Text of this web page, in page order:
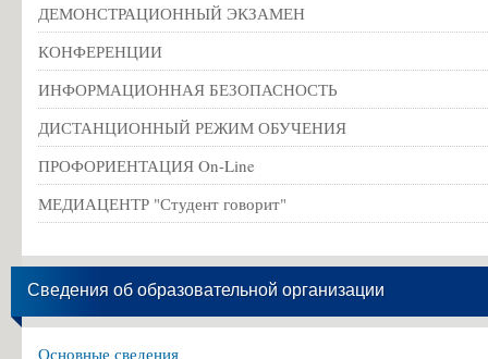
ДЕМОНСТРАЦИОННЫЙ ЭКЗАМЕН
КОНФЕРЕНЦИИ
ИНФОРМАЦИОННАЯ БЕЗОПАСНОСТЬ
ДИСТАНЦИОННЫЙ РЕЖИМ ОБУЧЕНИЯ
ПРОФОРИЕНТАЦИЯ On-Line
МЕДИАЦЕНТР "Студент говорит"
Сведения об образовательной организации
Основные сведения